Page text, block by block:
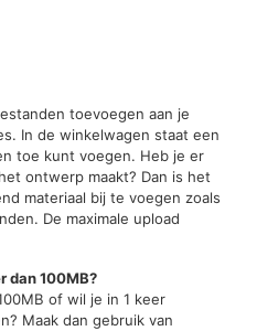
toevoegen aan je
In de winkelwagen staat een
toe kunt voegen. Heb je er
ontwerp maakt? Dan is het
materiaal bij te voegen zoals
De maximale upload
dan 100MB?
of wil je in 1 keer
Maak dan gebruik van